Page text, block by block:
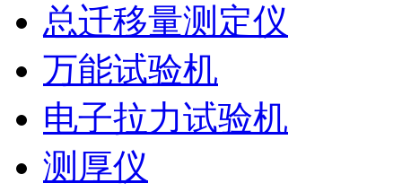
总迁移量测定仪
万能试验机
电子拉力试验机
测厚仪